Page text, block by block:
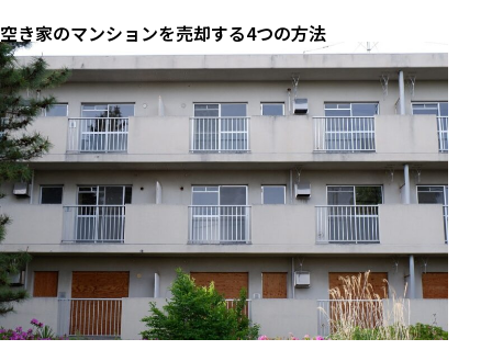
空き家のマンションを売却する4つの方法